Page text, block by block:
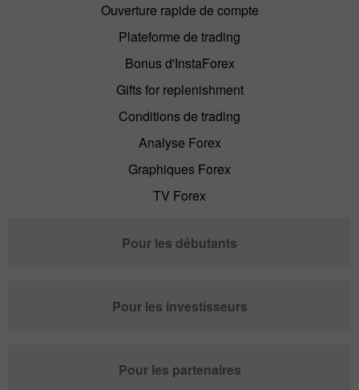
Ouverture rapide de compte
Plateforme de trading
Bonus d'InstaForex
Gifts for replenishment
Conditions de trading
Analyse Forex
Graphiques Forex
TV Forex
Pour les débutants
Pour les investisseurs
Pour les partenaires